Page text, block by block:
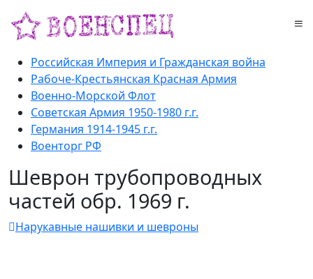
Российская Империя и Гражданская война
Рабоче-Крестьянская Красная Армия
Военно-Морской Флот
Советская Армия 1950-1980 г.г.
Германия 1914-1945 г.г.
Военторг РФ
Шеврон трубопроводных
частей обр. 1969 г.
Нарукавные нашивки и шевроны